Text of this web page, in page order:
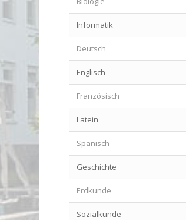
Informatik
Deutsch
Englisch
Französisch
Latein
Spanisch
Geschichte
Erdkunde
Sozialkunde